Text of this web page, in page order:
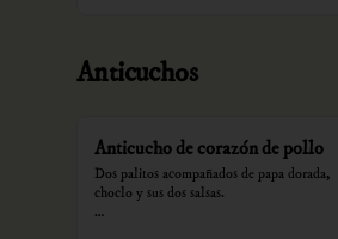
Anticuchos
Anticucho de corazón de pollo
Dos palitos acompañados de papa dorada,
choclo y sus dos salsas.